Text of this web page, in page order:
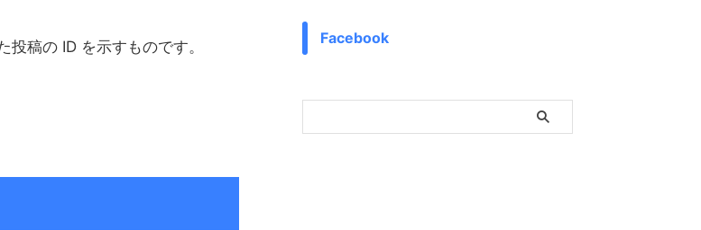
稿の ID を示すものです。
Facebook